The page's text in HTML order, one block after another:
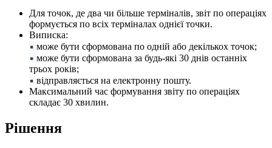
Для точок, де два чи більше терміналів, звіт по операціях
формується по всіх терміналах однієї точки.
Виписка:
▪ може бути сформована по одній або декількох точок;
▪ може бути сформована за будь-які 30 днів останніх
трьох років;
▪ відправляється на електронну пошту.
Максимальний час формування звіту по операціях
складає 30 хвилин.
Рішення